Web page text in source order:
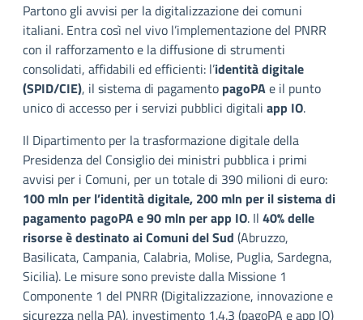
Partono gli avvisi per la digitalizzazione dei comuni
italiani. Entra così nel vivo l’implementazione del PNRR
con il rafforzamento e la diffusione di strumenti
consolidati, affidabili ed efficienti: l’identità digitale
(SPID/CIE), il sistema di pagamento pagoPAe il punto
unico di accesso per i servizi pubblici digitali app IO.
Il Dipartimento per la trasformazione digitale della
Presidenza del Consiglio dei ministri pubblica i primi
avvisi per i Comuni, per un totale di 390 milioni di euro:
100 mln per l’identità digitale, 200 mln per il sistema di
pagamento pagoPA e 90 mln per app IO. Il 40% delle
risorse è destinato ai Comuni del Sud (Abruzzo,
Basilicata, Campania, Calabria, Molise, Puglia, Sardegna,
Sicilia). Le misure sono previste dalla Missione 1
Componente 1 del PNRR (Digitalizzazione, innovazione e
sicurezza nella PA), investimento 1.4.3 (pagoPA e app IO)